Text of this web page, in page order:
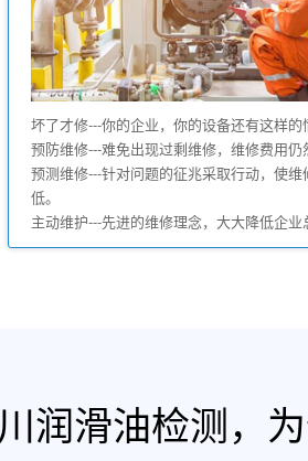
坏了才修---你的企业，你的设备还有这样的
预防维修---难免出现过剩维修，维修费用仍
预测维修---针对问题的征兆采取行动，使
低。
主动维护---先进的维修理念，大大降低企业
润滑油检测，